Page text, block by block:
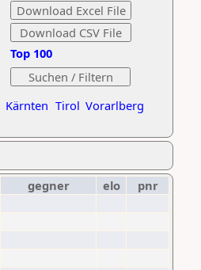
Kärnten Tirol Vorarlberg
Top 100
gegner elo
pnr